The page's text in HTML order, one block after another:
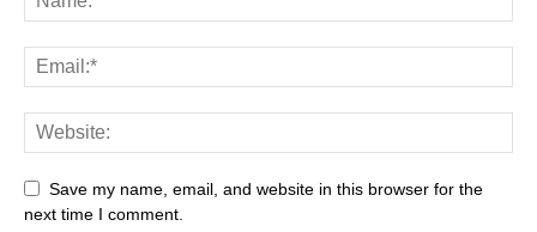
Save my name, email, and website in this browser for the
next time I comment.